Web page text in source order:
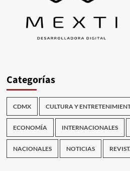
Categorías
CDMX CULTURA Y
ECONOMÍA INTERNACIONALES
NACIONALES NOTICIAS